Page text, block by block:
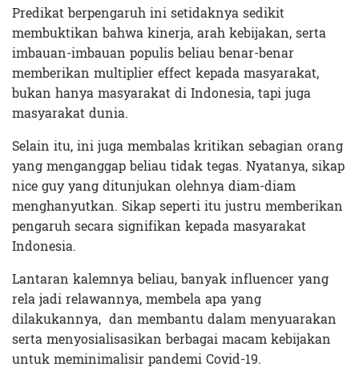
Predikat berpengaruh ini setidaknya sedikit
membuktikan bahwa kinerja, arah kebijakan, serta
imbauan-imbauan populis beliau benar-benar
memberikan multiplier effect kepada masyarakat,
bukan hanya masyarakat di Indonesia, tapi juga
masyarakat dunia.
Selain itu, ini juga membalas kritikan sebagian orang
yang menganggap beliau tidak tegas. Nyatanya, sikap
nice guy yang ditunjukan olehnya diam-diam
menghanyutkan. Sikap seperti itu justru memberikan
pengaruh secara signifikan kepada masyarakat
Indonesia.
Lantaran kalemnya beliau, banyak influencer yang
rela jadi relawannya, membela apa yang
dilakukannya, dan membantu dalam menyuarakan
serta menyosialisasikan berbagai macam kebijakan
untuk meminimalisir pandemi Covid-19.